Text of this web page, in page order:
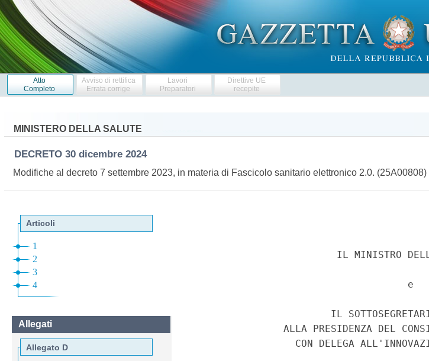
Atto
Completo
Avviso di rettifica
Errata corrige
Lavori
Preparatori
Direttive UE
recepite
MINISTERO DELLA SALUTE
DECRETO 30 dicembre 2024
Modifiche al decreto 7 settembre 2023, in materia di Fascicolo sanitario elettronico 2.0. (25A00808)